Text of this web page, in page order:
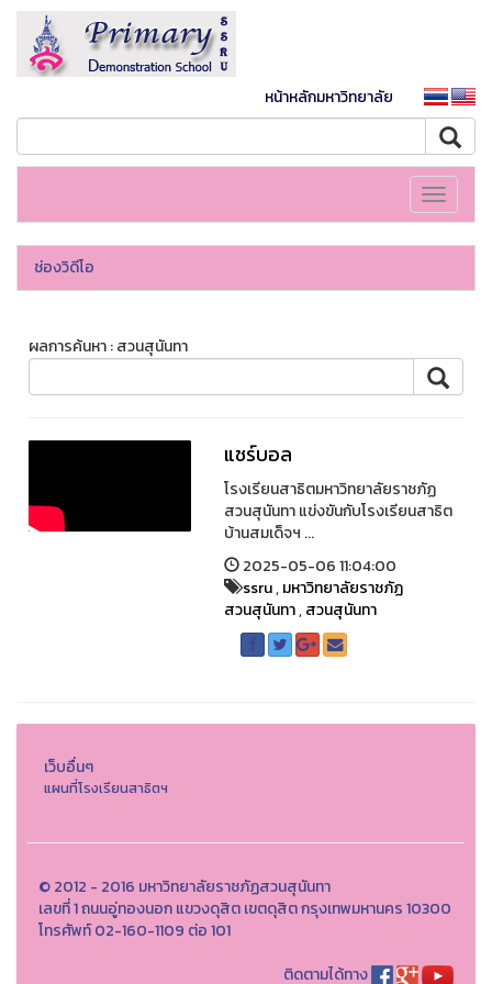
หน้าหลักมหาวิทยาลัย
Toggle
ช่องวิดีโอ
ผลการค้นหา : สวนสุนันทา
แชร์บอล
โรงเรียนสาธิตมหาวิทยาลัยราชภัฏ
สวนสุนันทา แข่งขันกับโรงเรียนสาธิต
บ้านสมเด็จฯ ...
2025-05-06 11:04:00
ssru,มหาวิทยาลัยราชภัฏ
สวนสุนันทา,สวนสุนันทา
เว็บอื่นๆ
แผนที่โรงเรียนสาธิตฯ
© 2012 - 2016 มหาวิทยาลัยราชภัฏสวนสุนันทา
เลขที่ 1 ถนนอู่ทองนอก แขวงดุสิต เขตดุสิต กรุงเทพมหานคร 10300
โทรศัพท์ 02-160-1109 ต่อ 101
ติดตามได้ทาง